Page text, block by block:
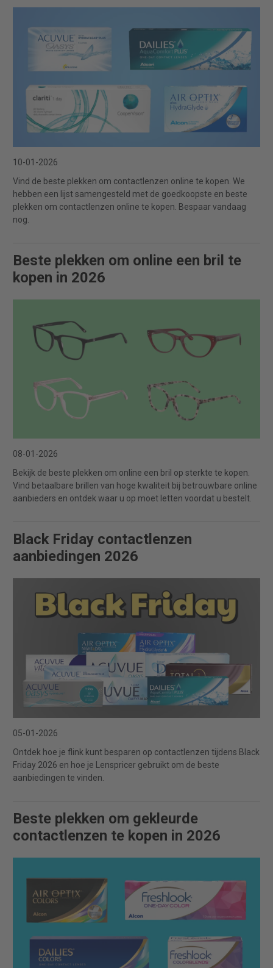
10-01-2026
Vind de beste plekken om contactlenzen online te kopen. We
hebben een lijst samengesteld met de goedkoopste en beste
plekken om contactlenzen online te kopen. Bespaar vandaag
nog.
Beste plekken om online een bril te
kopen in 2026
08-01-2026
Bekijk de beste plekken om online een bril op sterkte te kopen.
Vind betaalbare brillen van hoge kwaliteit bij betrouwbare online
aanbieders en ontdek waar u op moet letten voordat u bestelt.
Black Friday contactlenzen
aanbiedingen 2026
05-01-2026
Ontdek hoe je flink kunt besparen op contactlenzen tijdens Black
Friday 2026 en hoe je Lenspricer gebruikt om de beste
aanbiedingen te vinden.
Beste plekken om gekleurde
contactlenzen te kopen in 2026